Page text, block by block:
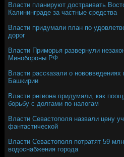
Власти планируют достраивать
Калининграде за частные средства
Власти придумали план по
дорог
Власти Приморья развернули
Минобороны РФ
Власти рассказали о
Башкирии
Власти региона придумали, как
борьбу с долгами по налогам
Власти Севастополя назвали цену
фантастической
Власти Севастополя потратят 59
водоснабжения города